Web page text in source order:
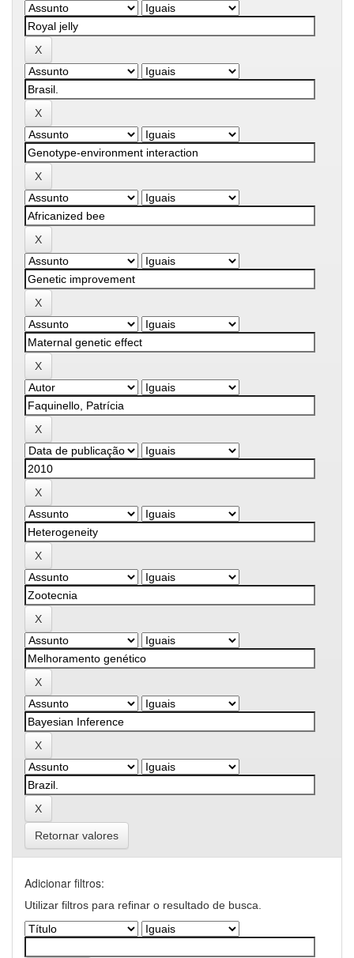
Retornar valores
Adicionar filtros:
Utilizar filtros para refinar o resultado de busca.